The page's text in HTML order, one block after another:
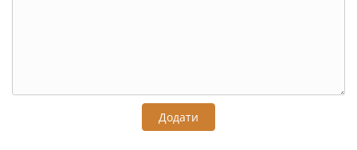
Додати